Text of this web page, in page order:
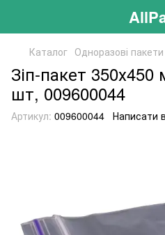
Каталог Одноразові пакети
Зіп-пакет
шт, 009600044
Артикул: 009600044 Написати